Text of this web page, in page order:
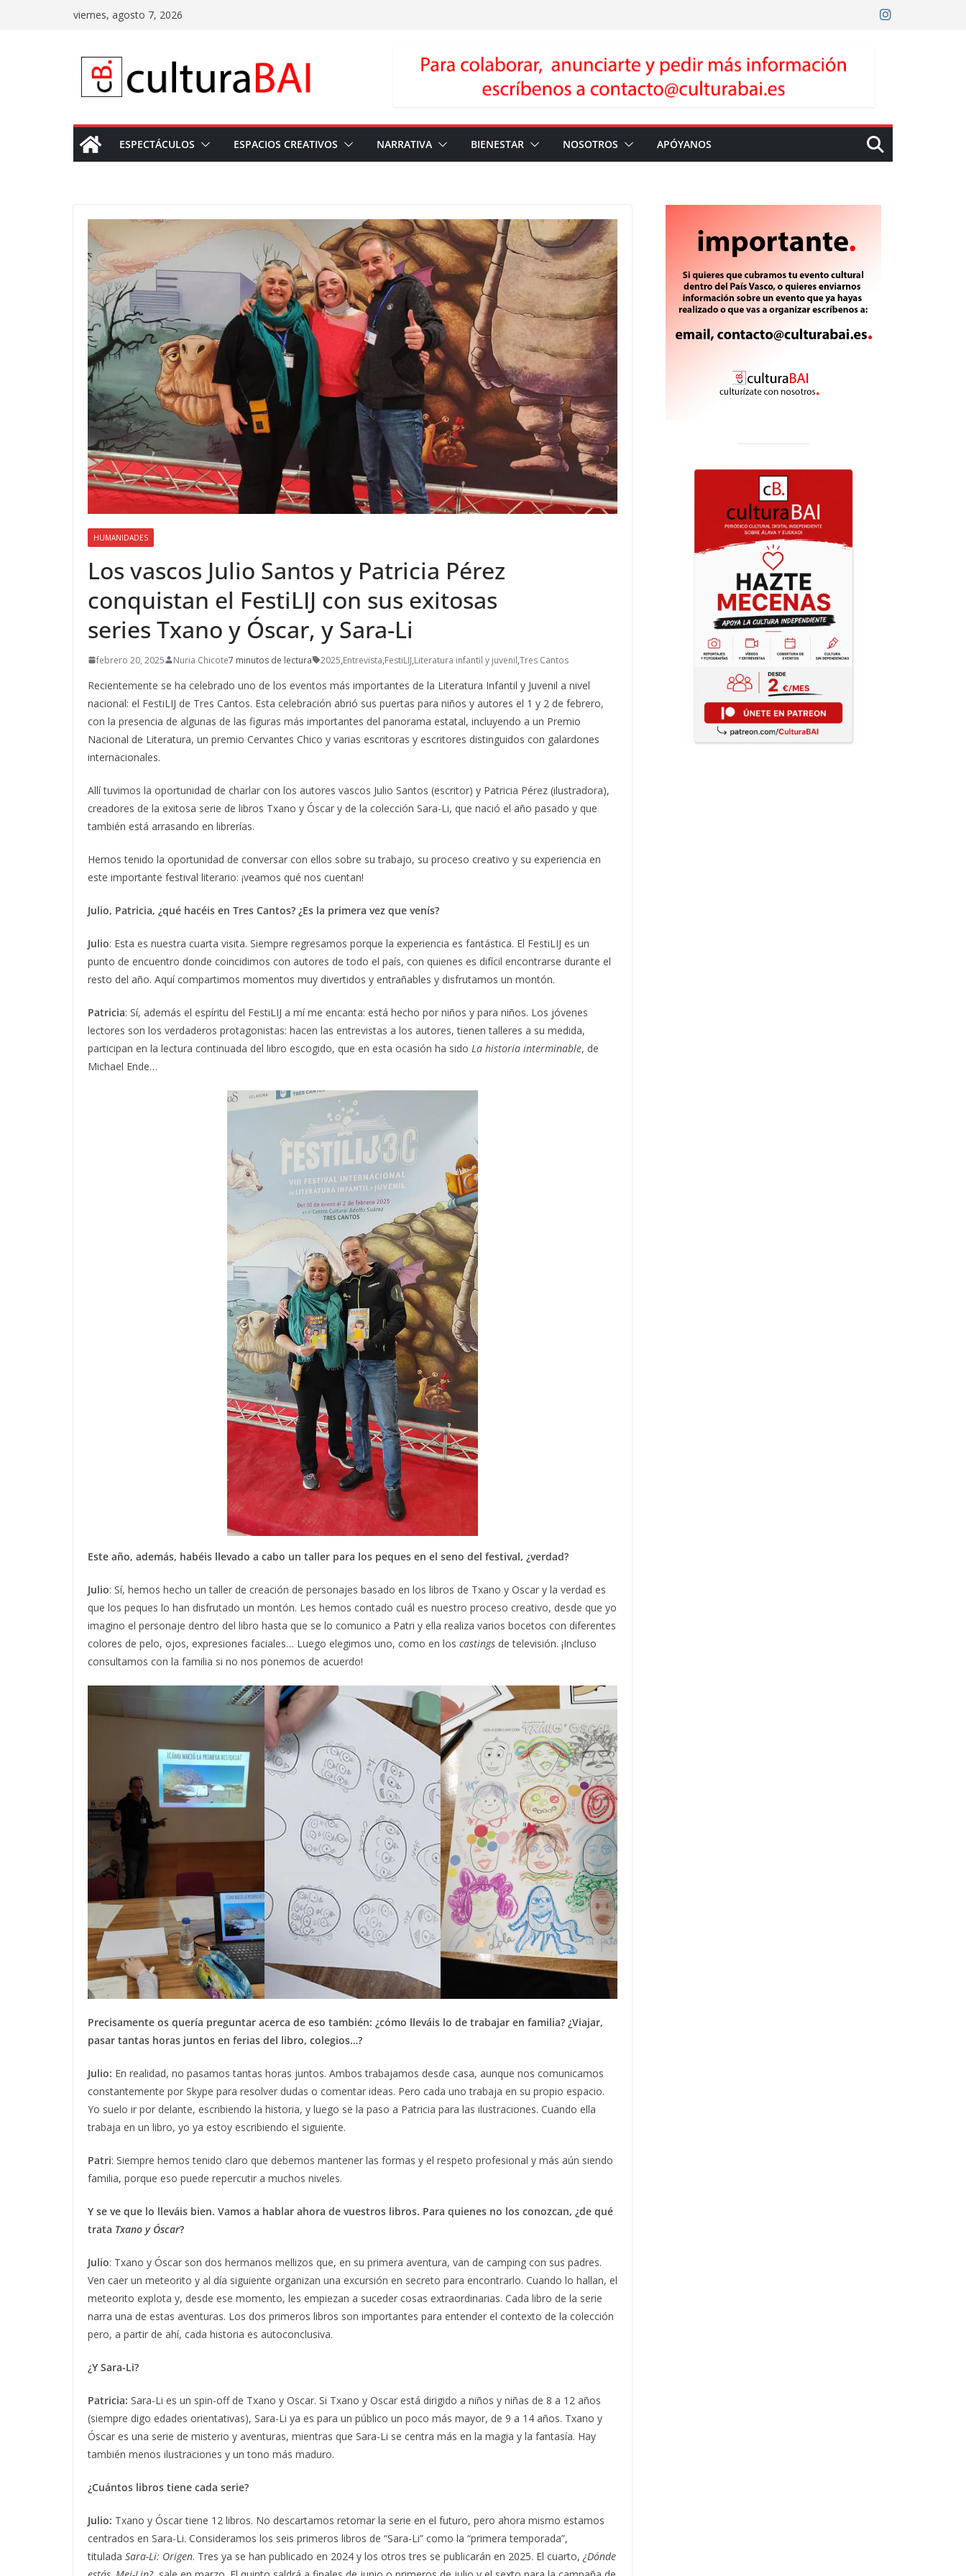
viernes, agosto 7, 2026
ESPECTÁCULOS ESPACIOS CREATIVOS NARRATIVA BIENESTAR NOSOTROS APÓYANOS
HUMANIDADES
Los vascos Julio Santos y Patricia Pérez
conquistan el FestiLIJ con sus exitosas
series Txano y Óscar, y Sara-Li
febrero 20, 2025 Nuria Chicote7 minutos de lectura 2025,Entrevista,FestiLIJ,Literatura infantil y juvenil,Tres Cantos
Recientemente se ha celebrado uno de los eventos más importantes de la Literatura Infantil y Juvenil a nivel
nacional: el FestiLIJ de Tres Cantos. Esta celebración abrió sus puertas para niños y autores el 1 y 2 de febrero,
con la presencia de algunas de las figuras más importantes del panorama estatal, incluyendo a un Premio
Nacional de Literatura, un premio Cervantes Chico y varias escritoras y escritores distinguidos con galardones
internacionales.
Allí tuvimos la oportunidad de charlar con los autores vascos Julio Santos (escritor) y Patricia Pérez (ilustradora),
creadores de la exitosa serie de libros Txano y Óscar y de la colección Sara-Li, que nació el año pasado y que
también está arrasando en librerías.
Hemos tenido la oportunidad de conversar con ellos sobre su trabajo, su proceso creativo y su experiencia en
este importante festival literario: ¡veamos qué nos cuentan!
Julio, Patricia, ¿qué hacéis en Tres Cantos? ¿Es la primera vez que venís?
Julio: Esta es nuestra cuarta visita. Siempre regresamos porque la experiencia es fantástica. El FestiLIJ es un
punto de encuentro donde coincidimos con autores de todo el país, con quienes es difícil encontrarse durante el
resto del año. Aquí compartimos momentos muy divertidos y entrañables y disfrutamos un montón.
Patricia: Sí, además el espíritu del FestiLIJ a mí me encanta: está hecho por niños y para niños. Los jóvenes
lectores son los verdaderos protagonistas: hacen las entrevistas a los autores, tienen talleres a su medida,
participan en la lectura continuada del libro escogido, que en esta ocasión ha sido La historia interminable, de
Michael Ende…
Este año, además, habéis llevado a cabo un taller para los peques en el seno del festival, ¿verdad?
Julio: Sí, hemos hecho un taller de creación de personajes basado en los libros de Txano y Oscar y la verdad es
que los peques lo han disfrutado un montón. Les hemos contado cuál es nuestro proceso creativo, desde que yo
imagino el personaje dentro del libro hasta que se lo comunico a Patri y ella realiza varios bocetos con diferentes
colores de pelo, ojos, expresiones faciales… Luego elegimos uno, como en los castings de televisión. ¡Incluso
consultamos con la familia si no nos ponemos de acuerdo!
Precisamente os quería preguntar acerca de eso también: ¿cómo lleváis lo de trabajar en familia? ¿Viajar,
pasar tantas horas juntos en ferias del libro, colegios…?
Julio: En realidad, no pasamos tantas horas juntos. Ambos trabajamos desde casa, aunque nos comunicamos
constantemente por Skype para resolver dudas o comentar ideas. Pero cada uno trabaja en su propio espacio.
Yo suelo ir por delante, escribiendo la historia, y luego se la paso a Patricia para las ilustraciones. Cuando ella
trabaja en un libro, yo ya estoy escribiendo el siguiente.
Patri: Siempre hemos tenido claro que debemos mantener las formas y el respeto profesional y más aún siendo
familia, porque eso puede repercutir a muchos niveles.
Y se ve que lo lleváis bien. Vamos a hablar ahora de vuestros libros. Para quienes no los conozcan, ¿de qué
trata Txano y Óscar?
Julio: Txano y Óscar son dos hermanos mellizos que, en su primera aventura, van de camping con sus padres.
Ven caer un meteorito y al día siguiente organizan una excursión en secreto para encontrarlo. Cuando lo hallan, el
meteorito explota y, desde ese momento, les empiezan a suceder cosas extraordinarias. Cada libro de la serie
narra una de estas aventuras. Los dos primeros libros son importantes para entender el contexto de la colección
pero, a partir de ahí, cada historia es autoconclusiva.
¿Y Sara-Li?
Patricia: Sara-Li es un spin-off de Txano y Oscar. Si Txano y Oscar está dirigido a niños y niñas de 8 a 12 años
(siempre digo edades orientativas), Sara-Li ya es para un público un poco más mayor, de 9 a 14 años. Txano y
Óscar es una serie de misterio y aventuras, mientras que Sara-Li se centra más en la magia y la fantasía. Hay
también menos ilustraciones y un tono más maduro.
¿Cuántos libros tiene cada serie?
Julio: Txano y Óscar tiene 12 libros. No descartamos retomar la serie en el futuro, pero ahora mismo estamos
centrados en Sara-Li. Consideramos los seis primeros libros de “Sara-Li” como la “primera temporada”,
titulada Sara-Li: Origen. Tres ya se han publicado en 2024 y los otros tres se publicarán en 2025. El cuarto, ¿Dónde